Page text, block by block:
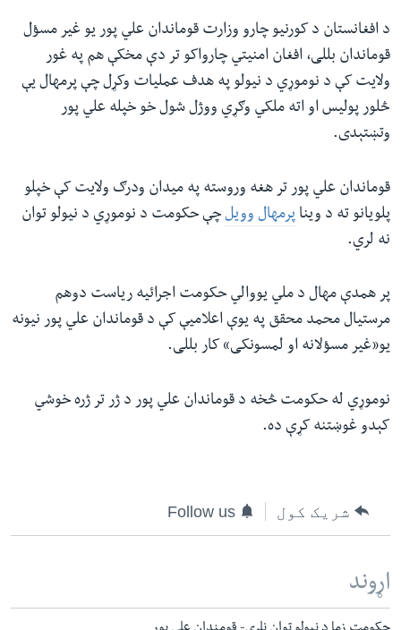
د افغانستان د کورنیو چارو وزارت قوماندان علي پور یو غیر مسؤل
قوماندان بللی، افغان امنیتي چارواکو تر دې مخکې هم په غور
ولایت کې د نوموړي د نیولو په هدف عملیات وکړل چې پرمهال یې
څلور پولیس او اته ملکي‌ وګړي ووژل شول خو خپله علي پور
وتښتېدی.
قوماندان علي پور تر هغه وروسته په میدان ودرګ ولایت کې خپلو
پلویانو ته د وینا پرمهال وویلچې حکومت د نوموړي د نیولو توان
نه لري.
پر همدې مهال د ملي یووالي حکومت اجرائیه ریاست دوهم
مرستیال محمد محقق په یوې اعلامیې کې د قوماندان علي پور نیونه
یو«غیر مسؤلانه او لمسونکی» کار بللی.
نوموړي له حکومت څخه د قوماندان علي پور د ژر تر ژره خوشي
کېدو غوښتنه کړې ده.
شریک کول Follow us
اړوند